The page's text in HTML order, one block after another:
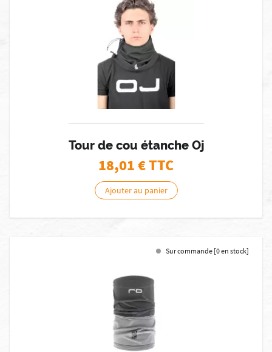
Tour de cou étanche Oj
18,01€ TTC
Ajouter au panier
Sur commande [0 en stock]